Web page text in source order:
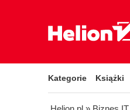
Kategorie Książki